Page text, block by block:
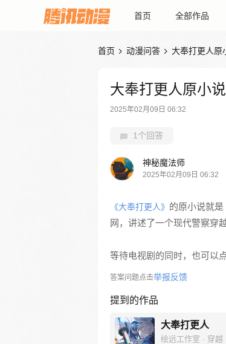
首页 全部作品
首页  动漫问答  大奉打更人原
大奉打更人原小
2025年02月09日 06:32
1个回答
神秘魔法师
2025年02月09日 06:32
《大奉打更人》 的原小说就是
网，讲述了一个现代警察穿
等待电视剧的同时，也可以
答案问题点击举报反馈
提到的作品
大奉打更人
绘远工作室 · 穿越